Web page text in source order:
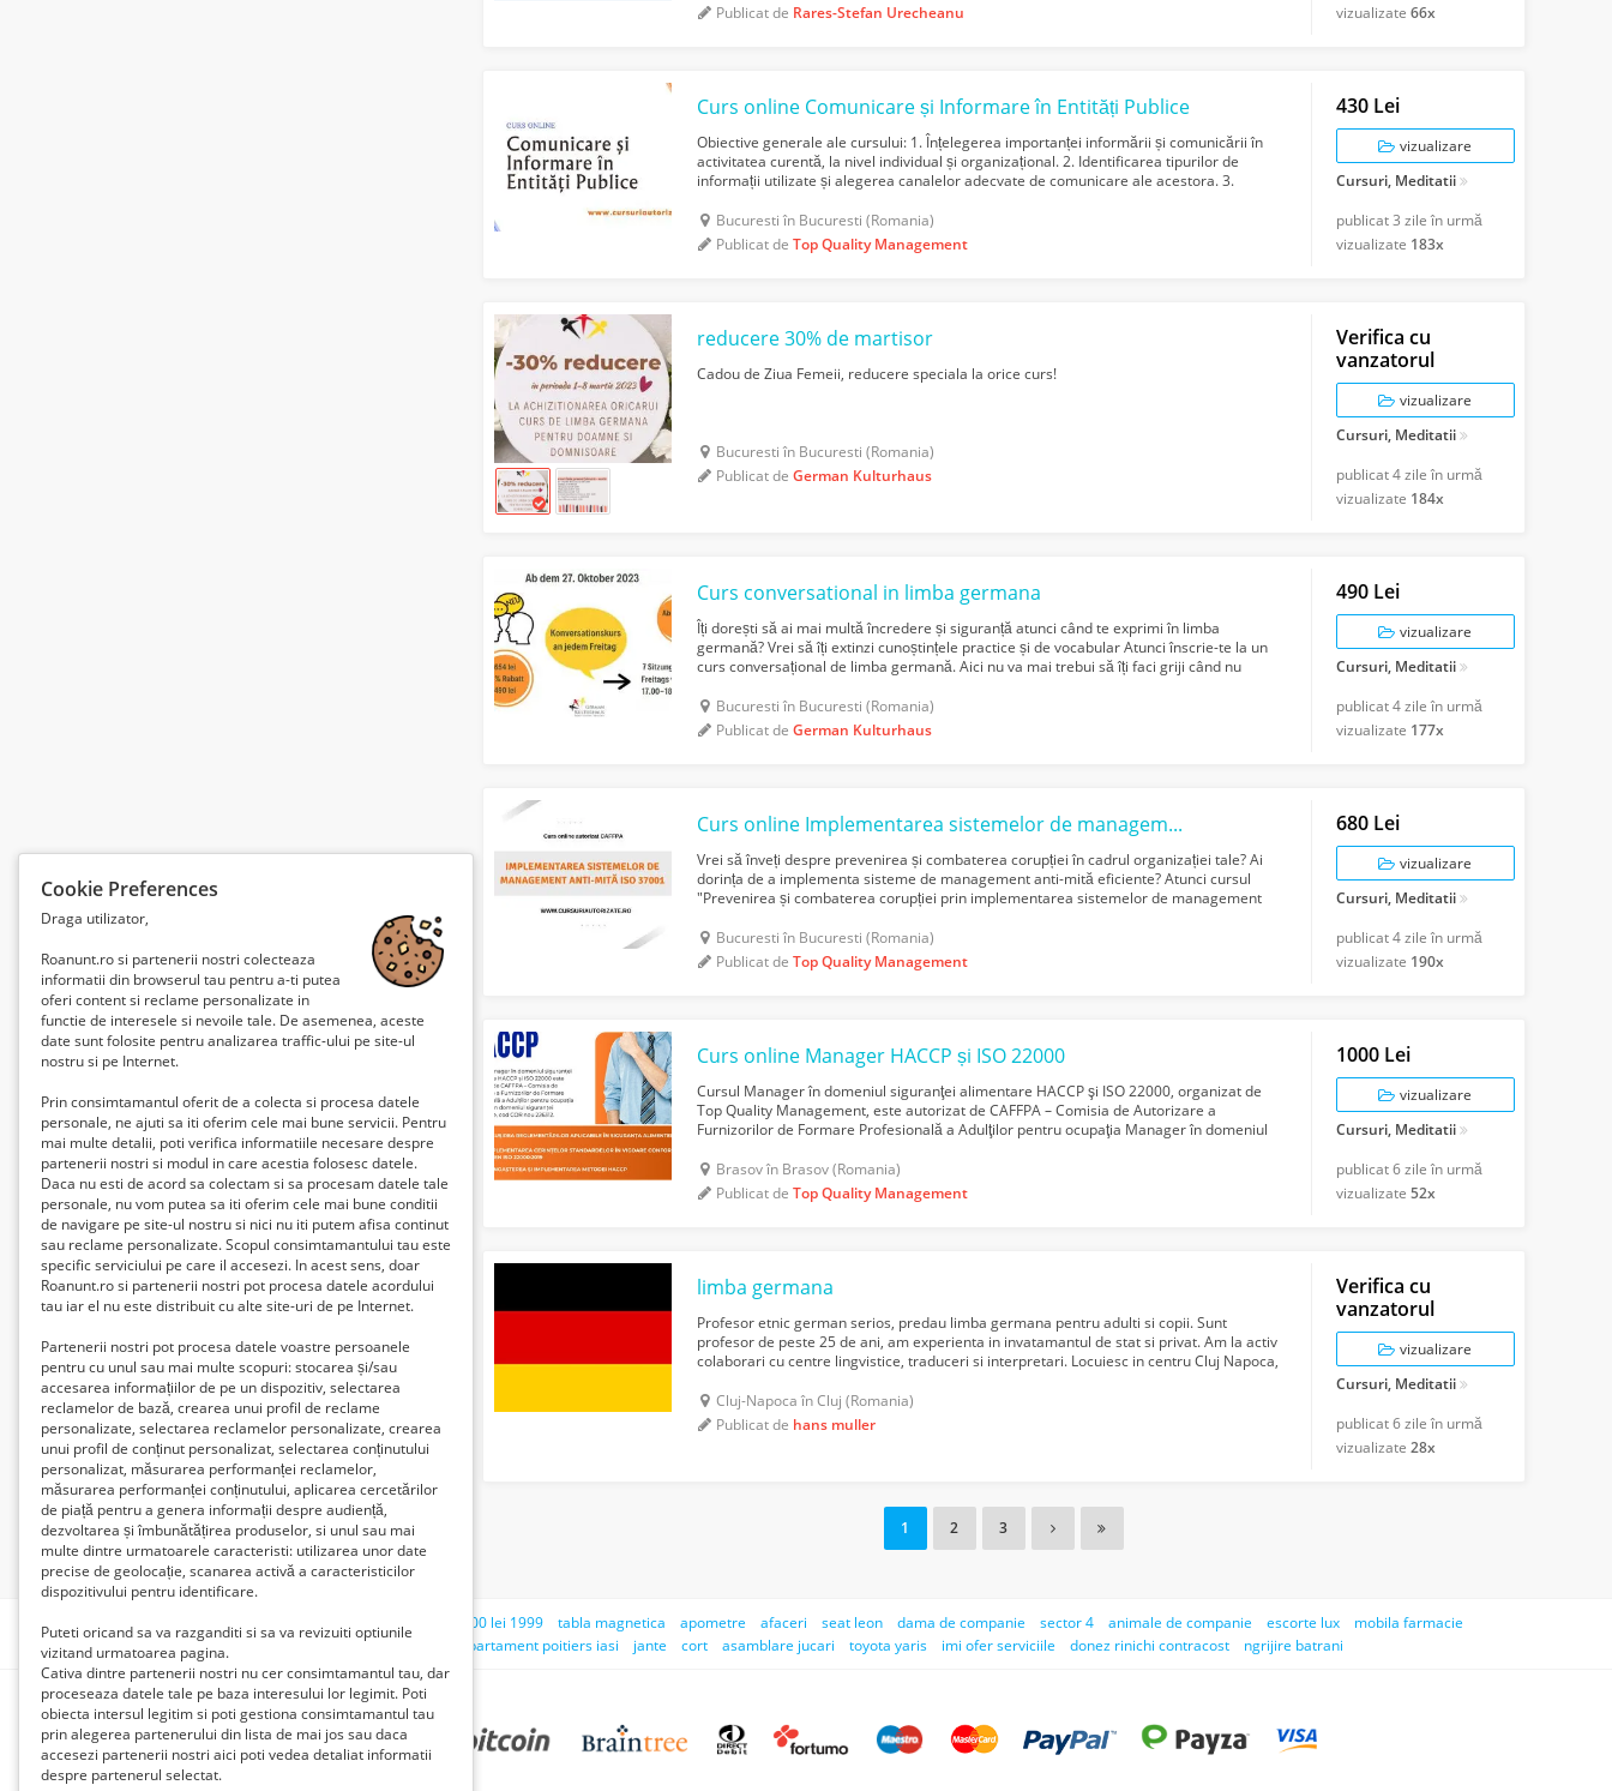
Publicat de Rares-Stefan Urecheanu
vizualizate 66x
Curs online Comunicare și Informare în Entități Publice
Obiective generale ale cursului: 1. Înțelegerea importanței informării și comunicării în
activitatea curentă, la nivel individual și organizațional. 2. Identificarea tipurilor de
informații utilizate și alegerea canalelor adecvate de comunicare ale acestora. 3.
Bucuresti în Bucuresti (Romania)
Publicat deTop Quality Management
430 Lei
vizualizare
Cursuri, Meditatii
publicat3 zile în urmă
vizualizate 183x
reducere 30% de martisor
Cadou de Ziua Femeii, reducere speciala la orice curs!
Bucuresti în Bucuresti (Romania)
Publicat deGerman Kulturhaus
Verifica cu
vanzatorul
vizualizare
Cursuri, Meditatii
publicat4 zile în urmă
vizualizate 184x
Curs conversational in limba germana
Îți dorești să ai mai multă încredere și siguranță atunci când te exprimi în limba
germană? Vrei să îți extinzi cunoștințele practice și de vocabular Atunci înscrie-te la un
curs conversațional de limba germană. Aici nu va mai trebui să îți faci griji când nu
Bucuresti în Bucuresti (Romania)
Publicat deGerman Kulturhaus
490 Lei
vizualizare
Cursuri, Meditatii
publicat4 zile în urmă
vizualizate 177x
Curs online Implementarea sistemelor de management anti-mită ISO 37001
Vrei să înveți despre prevenirea și combaterea corupției în cadrul organizației tale? Ai
dorința de a implementa sisteme de management anti-mită eficiente? Atunci cursul
"Prevenirea și combaterea corupției prin implementarea sistemelor de management
Bucuresti în Bucuresti (Romania)
Publicat deTop Quality Management
680 Lei
vizualizare
Cursuri, Meditatii
publicat4 zile în urmă
vizualizate 190x
Curs online Manager HACCP și ISO 22000
Cursul Manager în domeniul siguranţei alimentare HACCP şi ISO 22000, organizat de
Top Quality Management, este autorizat de CAFFPA – Comisia de Autorizare a
Furnizorilor de Formare Profesională a Adulţilor pentru ocupaţia Manager în domeniul
Brasov în Brasov (Romania)
Publicat deTop Quality Management
1000 Lei
vizualizare
Cursuri, Meditatii
publicat6 zile în urmă
vizualizate 52x
limba germana
Profesor etnic german serios, predau limba germana pentru adulti si copii. Sunt
profesor de peste 25 de ani, am experienta in invatamantul de stat si privat. Am la activ
colaborari cu centre lingvistice, traduceri si interpretari. Locuiesc in centru Cluj Napoca,
Cluj-Napoca în Cluj (Romania)
Publicat de hans muller
Verifica cu
vanzatorul
vizualizare
Cursuri, Meditatii
publicat6 zile în urmă
vizualizate 28x
1 2 3
Cookie Preferences
Draga utilizator,
Roanunt.ro si partenerii nostri colecteaza
informatii din browserul tau pentru a-ti putea
oferi content si reclame personalizate in
functie de interesele si nevoile tale. De asemenea, aceste
date sunt folosite pentru analizarea traffic-ului pe site-ul
nostru si pe Internet.
Prin consimtamantul oferit de a colecta si procesa datele
personale, ne ajuti sa iti oferim cele mai bune servicii. Pentru
mai multe detalii, poti verifica informatiile necesare despre
partenerii nostri si modul in care acestia folosesc datele.
Daca nu esti de acord sa colectam si sa procesam datele tale
personale, nu vom putea sa iti oferim cele mai bune conditii
de navigare pe site-ul nostru si nici nu iti putem afisa continut
sau reclame personalizate. Scopul consimtamantului tau este
specific serviciului pe care il accesezi. In acest sens, doar
Roanunt.ro si partenerii nostri pot procesa datele acordului
tau iar el nu este distribuit cu alte site-uri de pe Internet.
Partenerii nostri pot procesa datele voastre persoanele
pentru cu unul sau mai multe scopuri: stocarea și/sau
accesarea informațiilor de pe un dispozitiv, selectarea
reclamelor de bază, crearea unui profil de reclame
personalizate, selectarea reclamelor personalizate, crearea
unui profil de conținut personalizat, selectarea conținutului
personalizat, măsurarea performanței reclamelor,
măsurarea performanței conținutului, aplicarea cercetărilor
de piață pentru a genera informații despre audiență,
dezvoltarea și îmbunătățirea produselor, si unul sau mai
multe dintre urmatoarele caracteristi: utilizarea unor date
precise de geolocație, scanarea activă a caracteristicilor
dispozitivului pentru identificare.
Puteti oricand sa va razganditi si sa va revizuiti optiunile
vizitand urmatoarea pagina.
Cativa dintre partenerii nostri nu cer consimtamantul tau, dar
proceseaza datele tale pe baza interesului lor legimit. Poti
obiecta intersul legitim si poti gestiona consimtamantul tau
prin alegerea partenerului din lista de mai jos sau daca
accesezi partenerii nostri aici poti vedea detaliat informatii
despre partenerul selectat.
Căutări recente: garsoniera doamna ghica moneda 500 lei 1999 tabla magnetica apometre afaceri seat leon dama de companie sector 4 animale de companie escorte lux
mobila farmacie
smartphone dual sim si siemens telefoane de colectie
apartament poitiers iasi jante cort asamblare jucari toyota yaris imi ofer serviciile donez rinichi contracost ngrijire batrani
PARTENERII NOȘTRI